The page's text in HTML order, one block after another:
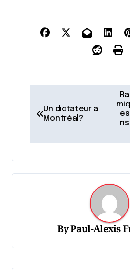
i
g
a
d
e
Un dictateur à
Montréal?
ByPaul-Alexis